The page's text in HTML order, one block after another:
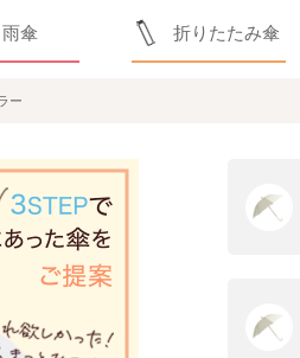
雨傘 折りたたみ傘
ー